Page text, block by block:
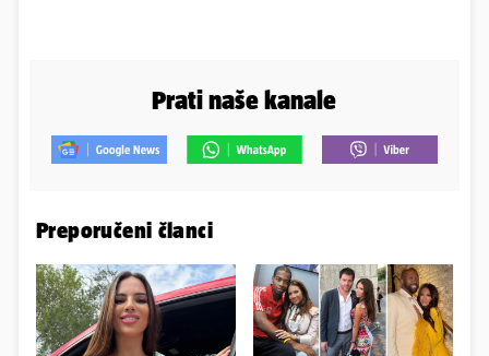
Prati naše kanale
Preporučeni članci